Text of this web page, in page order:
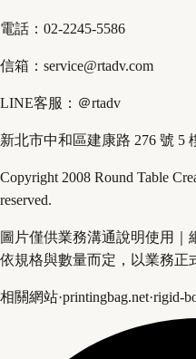
電話：02-2245-5586
信箱：service@rtadv.com
LINE客服：＠rtadv
新北市中和區建康路 276 號 5
Copyright 2008 Round Table
reserved.
圖片僅供業務溝通說明使用｜
依規格與數量而定，以業務正
相關網站·printingbag.net·rigid-